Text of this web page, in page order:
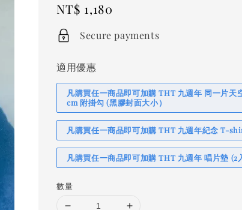
Regular
price
NT$ 1,180
Secure payments
適用優惠
凡購買任一商品即可加購 THT 九週年 同一片天
cm 附掛勾 (黑膠封面大小）
凡購買任一商品即可加購 THT 九週年紀念 T-
凡購買任一商品即可加購 THT 九週年 唱片墊 (2
數量